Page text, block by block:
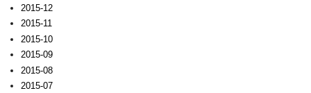
2015-12
2015-11
2015-10
2015-09
2015-08
2015-07